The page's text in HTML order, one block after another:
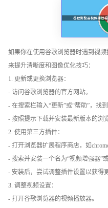
如果你在使用谷歌浏览器时遇到视
来提升清晰度和图像优化技巧：
1. 更新或更换浏览器：
- 访问谷歌浏览器的官方网站。
- 在搜索栏输入“更新”或“帮助”，找
- 按照提示下载并安装最新版本的浏
2. 使用第三方插件：
- 打开浏览器扩展程序商店，如
- 搜索并安装一个名为“视频增强器”
- 安装后，尝试调整插件设置以获得
3. 调整视频设置：
- 打开谷歌浏览器的视频播放器。